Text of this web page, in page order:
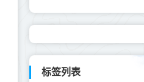
标签列表